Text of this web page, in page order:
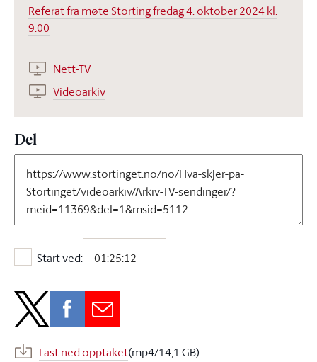
Referat fra møte Storting fredag 4. oktober 2024 kl.
9.00
Nett-TV
Videoarkiv
Del
Start ved:
Start ved:
Last ned opptaket(mp4/14,1 GB)